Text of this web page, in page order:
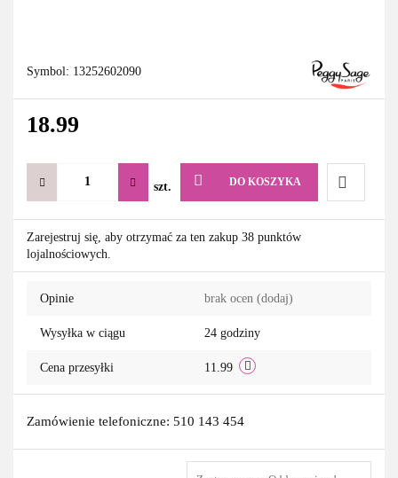
Symbol: 13252602090
18.99
szt. DO KOSZYKA
Do
Zarejestruj się, aby otrzymać za ten zakup 38 punktów
lojalnościowych.
Opinie brak ocen (dodaj)
Wysyłka w ciągu 24 godziny
Cena przesyłki 11.99
Zamówienie telefoniczne: 510 143 454